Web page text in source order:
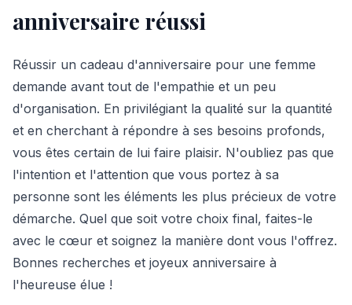
anniversaire réussi
Réussir un cadeau d'anniversaire pour une femme
demande avant tout de l'empathie et un peu
d'organisation. En privilégiant la qualité sur la quantité
et en cherchant à répondre à ses besoins profonds,
vous êtes certain de lui faire plaisir. N'oubliez pas que
l'intention et l'attention que vous portez à sa
personne sont les éléments les plus précieux de votre
démarche. Quel que soit votre choix final, faites-le
avec le cœur et soignez la manière dont vous l'offrez.
Bonnes recherches et joyeux anniversaire à
l'heureuse élue !